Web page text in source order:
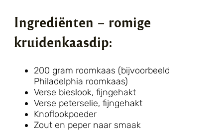
Ingrediënten – romige
kruidenkaasdip:
200 gram roomkaas (bijvoorbeeld
Philadelphia roomkaas)
Verse bieslook, fijngehakt
Verse peterselie, fijngehakt
Knoflookpoeder
Zout en peper naar smaak